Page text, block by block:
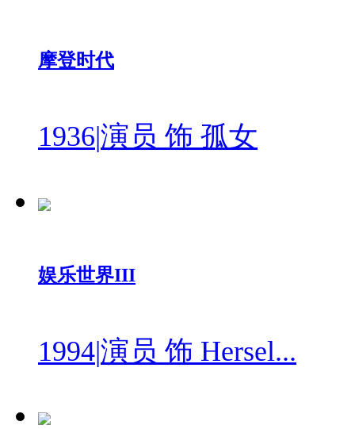
摩登时代
1936|演员 饰 孤女
娱乐世界III
1994|演员 饰 Hersel...